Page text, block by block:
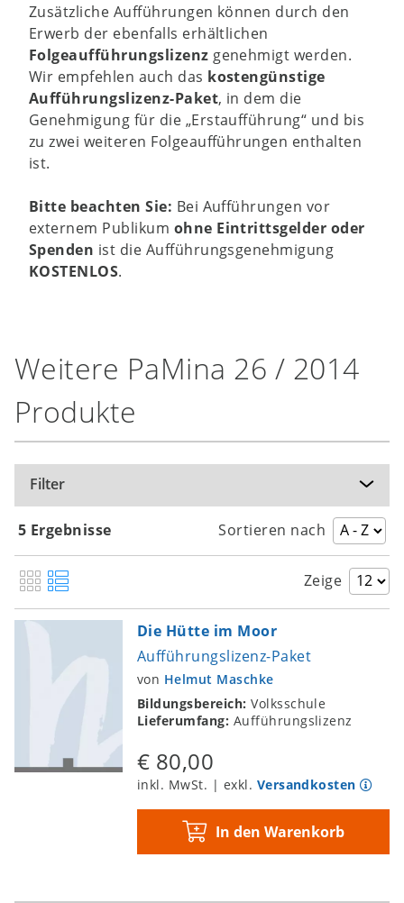
Zusätzliche Aufführungen können durch den
Erwerb der ebenfalls erhältlichen
Folgeaufführungslizenz genehmigt werden.
Wir empfehlen auch das kostengünstige
Aufführungslizenz-Paket, in dem die
Genehmigung für die „Erstaufführung“ und bis
zu zwei weiteren Folgeaufführungen enthalten
ist.
Bitte beachten Sie: Bei Aufführungen vor
externem Publikum ohne Eintrittsgelder oder
Spenden ist die Aufführungsgenehmigung
KOSTENLOS.
Weitere PaMina 26 / 2014
Produkte
Filter
5 Ergebnisse Sortieren nach
Zeige
Die Hütte im Moor
Aufführungslizenz-Paket
von Helmut Maschke
Bildungsbereich:Volksschule
Lieferumfang: Aufführungslizenz
€ 80,00
inkl. MwSt. | exkl. Versandkosten
In den Warenkorb